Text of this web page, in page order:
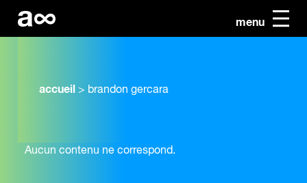
menu
accueil > brandon gercara
Aucun contenu ne correspond.